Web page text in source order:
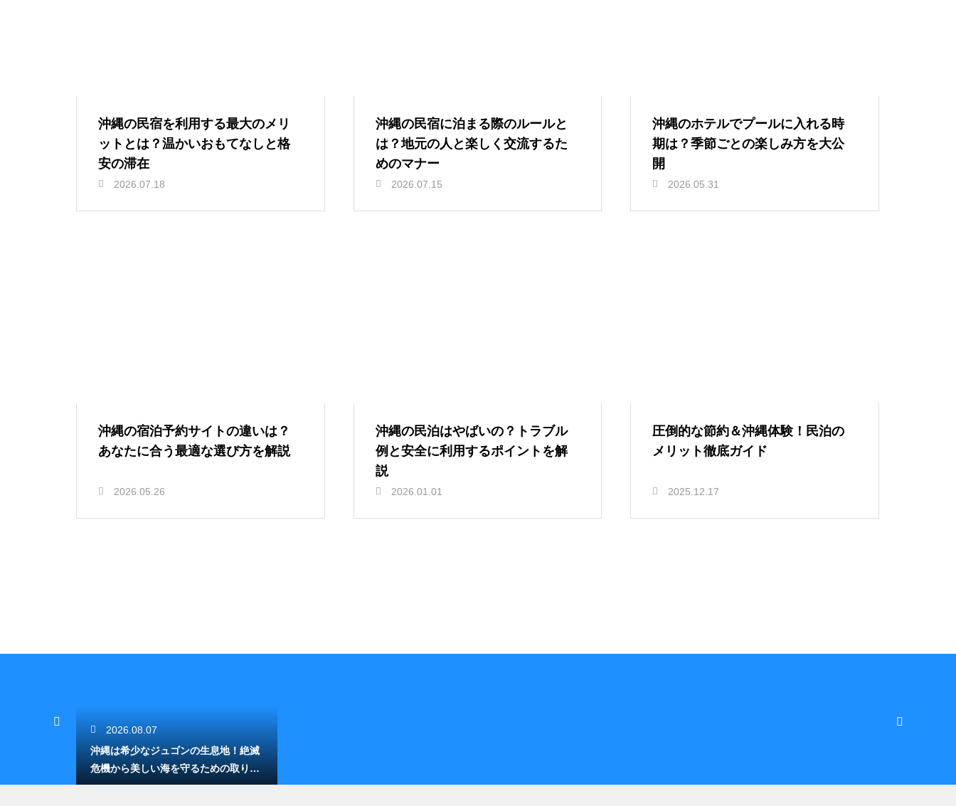
沖縄の民宿を利用する最大のメリ
ットとは？温かいおもてなしと格
安の滞在
2026.07.18
沖縄の民宿に泊まる際のルールと
は？地元の人と楽しく交流するた
めのマナー
2026.07.15
沖縄のホテルでプールに入れる時
期は？季節ごとの楽しみ方を大公
開
2026.05.31
沖縄の宿泊予約サイトの違いは？
あなたに合う最適な選び方を解説
2026.05.26
沖縄の民泊はやばいの？トラブル
例と安全に利用するポイントを解
説
2026.01.01
圧倒的な節約＆沖縄体験！民泊の
メリット徹底ガイド
2025.12.17
2026.08.07
沖縄は希少なジュゴンの生息地！絶滅
危機から美しい海を守るための取り組
み